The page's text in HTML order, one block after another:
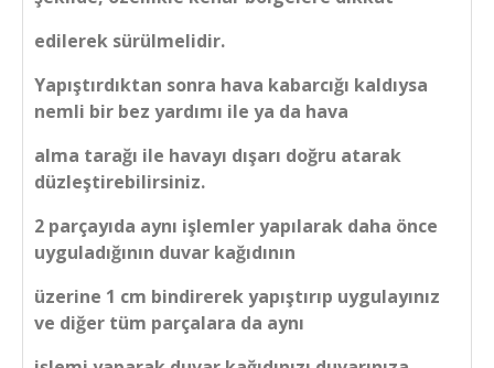
edilerek sürülmelidir.
Yapıştırdıktan sonra hava kabarcığı kaldıysa
nemli bir bez yardımı ile ya da hava
alma tarağı ile havayı dışarı doğru atarak
düzleştirebilirsiniz.
2 parçayıda aynı işlemler yapılarak daha önce
uyguladığının duvar kağıdının
üzerine 1 cm bindirerek yapıştırıp uygulayınız
ve diğer tüm parçalara da aynı